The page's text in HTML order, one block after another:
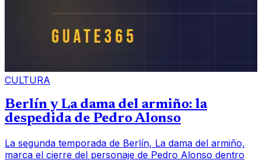
CULTURA
Berlín y La dama del armiño: la
despedida de Pedro Alonso
La segunda temporada de Berlín, La dama del armiño,
marca el cierre del personaje de Pedro Alonso dentro